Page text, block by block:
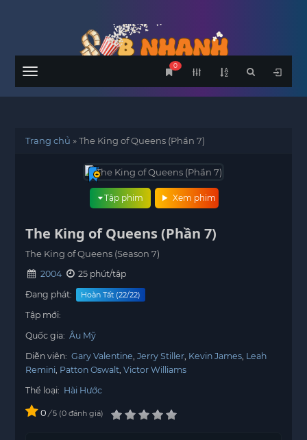
Menu
0
Trang chủ »The King of Queens (Phần 7)
Xem phim
Tập phim
The King of Queens (Phần 7)
The King of Queens (Season 7)
2004
25 phút/tập
Đang phát:
Hoàn Tất (22/22)
Tập mới:
Quốc gia: Âu Mỹ
Diễn viên: Gary Valentine Jerry Stiller Kevin James Leah
Remini Patton Oswalt Victor Williams
Thể loại: Hài Hước
0 / 5 0 đánh giá